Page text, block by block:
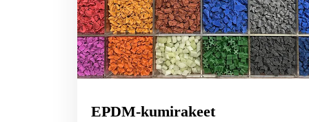
EPDM-kumirakeet